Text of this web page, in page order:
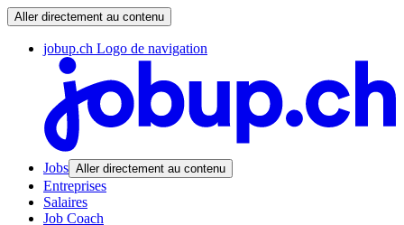
Aller directement au contenu
jobup.ch Logo de navigation
Jobs Aller directement au contenu
Entreprises
Salaires
Job Coach